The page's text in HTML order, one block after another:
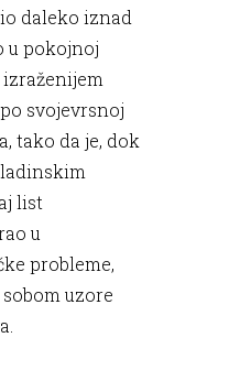
daleko iznad
u pokojnoj
izraženijem
svojevrsnoj
tako da je, dok
list
u
probleme,
uzore